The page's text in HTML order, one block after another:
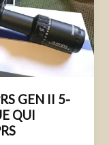
GEN II 5-
QUI